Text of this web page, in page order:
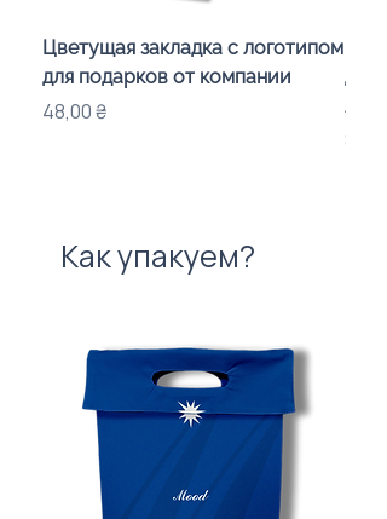
Цветущая закладка с логотипом
для подарков от компании
Цена
48,00 ₴
для
Цена
Как упакуем?